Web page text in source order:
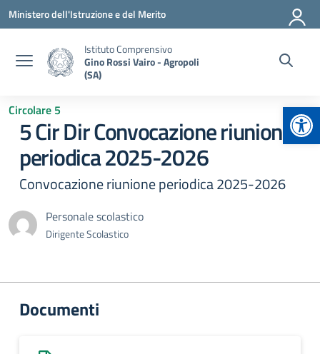
Vai ai contenuti
Vai al menu di navigazione
Vai al footer
Ministero dell'Istruzione e del Merito
Istituto Comprensivo
Gino Rossi Vairo - Agropoli
(SA)
Circolare 5
5 Cir Dir Convocazione riunione
periodica 2025-2026
Convocazione riunione periodica 2025-2026
Personale scolastico
Dirigente Scolastico
Documenti